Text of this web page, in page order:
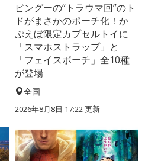
ピングーの“トラウマ回”のト
ドがまさかのポーチ化！か
ぷえぼ限定カプセルトイに
「スマホストラップ」と
「フェイスポーチ」全10種
が登場
全国
2026年8月8日 17:22更新